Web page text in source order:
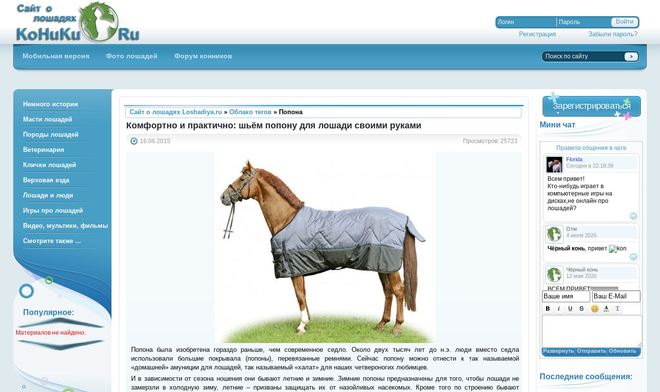
Сайт о лошадях loshadiya.ru
Приветствуем всех любителей
лошадей и конного спорта!
Регистрация Забыли пароль?
Мобильная версия Фото лошадей Форум конников
Сайт о лошадях Loshadiya.ru » Облако тегов» Попона
Комфортно и практично: шьём попону для лошади своими руками
Просмотров: 25723
16.06.2015
Попона была изобретена гораздо раньше, чем современное седло. Около двух тысяч лет до н.э. люди вместо седла
использовали большие покрывала (попоны), перевязанные ремнями. Сейчас попону можно отнести к так называемой
«домашней» амуниции для лошадей, так называемый «халат» для наших четвероногих любимцев.
И в зависимости от сезона ношения они бывают летние и зимние. Зимние попоны предназначены для того, чтобы лошади не
замерзли в холодную зиму, летние – призваны защищать их от назойливых насекомых. Кроме того по строению бывают
Зарегистрироваться
Мини чат
Правила общения в чате
Florida
Сегодня в 22:18:39
Всем привет!
Кто-нибудь играет в
компьютерные игры на
дисках,не онлайн про
лошадей?
Отм
4 июля 2026
Чёрный конь, привет
Чёрный конь
12 мая 2026
ВСЕМ ПРИВЕТ!!!!!!!!!!!!!!!!!!!
!!!!
Анастасия18
Анастасия18
кто игры скачивал недавно?
Развернуть Отправить Обновить
Последние сообщения:
Немного истории
Масти лошадей
Породы лошадей
Ветеринария
Клички лошадей
Верховая езда
Лошади и люди
Игры про лошадей
Видео, мультики, фильмы
Смотрите также ...
Популярное:
Материалов не найдено.